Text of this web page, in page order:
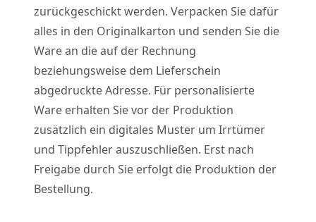
zurückgeschickt werden. Verpacken Sie dafür
alles in den Originalkarton und senden Sie die
Ware an die auf der Rechnung
beziehungsweise dem Lieferschein
abgedruckte Adresse. Für personalisierte
Ware erhalten Sie vor der Produktion
zusätzlich ein digitales Muster um Irrtümer
und Tippfehler auszuschließen. Erst nach
Freigabe durch Sie erfolgt die Produktion der
Bestellung.